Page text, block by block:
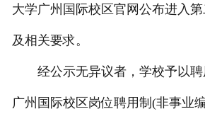
大学广州国际校区官网公布进入
及相关要求。
经公示无异议者，学校予以聘
广州国际校区岗位聘用制(非事业